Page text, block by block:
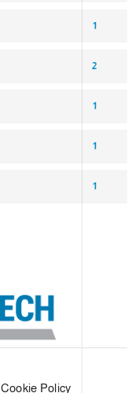
1
2
1
1
1
Cookie Policy